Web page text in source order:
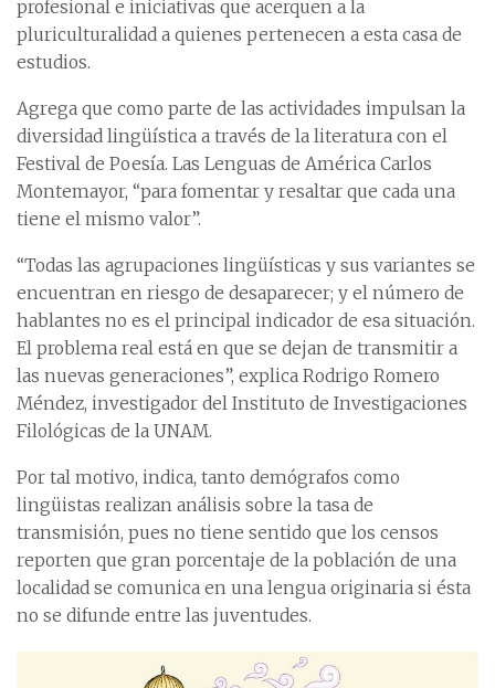
profesional e iniciativas que acerquen a la
pluriculturalidad a quienes pertenecen a esta casa de
estudios.
Agrega que como parte de las actividades impulsan la
diversidad lingüística a través de la literatura con el
Festival de Poesía. Las Lenguas de América Carlos
Montemayor, “para fomentar y resaltar que cada una
tiene el mismo valor”.
“Todas las agrupaciones lingüísticas y sus variantes se
encuentran en riesgo de desaparecer; y el número de
hablantes no es el principal indicador de esa situación.
El problema real está en que se dejan de transmitir a
las nuevas generaciones”, explica Rodrigo Romero
Méndez, investigador del Instituto de Investigaciones
Filológicas de la UNAM.
Por tal motivo, indica, tanto demógrafos como
lingüistas realizan análisis sobre la tasa de
transmisión, pues no tiene sentido que los censos
reporten que gran porcentaje de la población de una
localidad se comunica en una lengua originaria si ésta
no se difunde entre las juventudes.